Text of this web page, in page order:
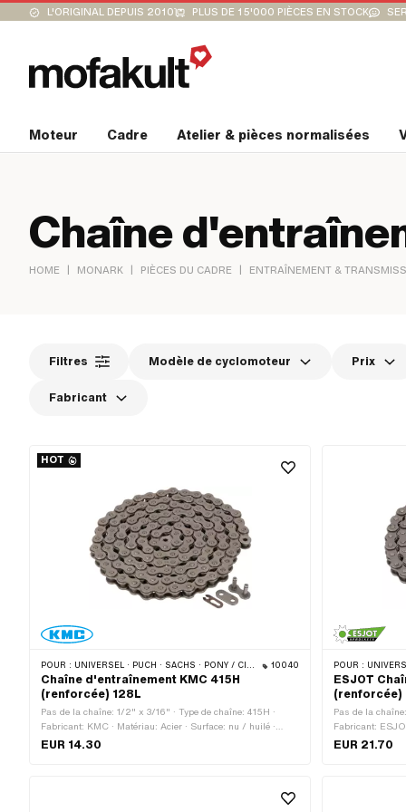
L'ORIGINAL DEPUIS 2010 PLUS DE 15'000 PIÈCES EN STOCK
Moteur Cadre Atelier & pièces normalisées
Chaîne
HOME | MONARK | PIÈCES DU CADRE | ENTRAÎNEMENT &
Filtres Modèle de cyclomoteur Prix
Fabricant
HOT
POUR : UNIVERSEL · PUCH · SACHS · PONY / CILO (BÊTA 521 & 512) · ZÜNDAPP BELMONDO · TOMOS · BYE BIKE · ALPA CHOPPER / TURBO · CILO 10040
Chaîne d'entraînement KMC 415H
(renforcée) 128L
Pas de la chaîne: 1/2" x 3/16" · Type de chaîne: 415H ·
Fabricant: KMC · Matériau: Acier · Surface: nu / huilé ·
Nombre de maillons: 128 pcs · Circonférence de roulement:
EUR 14.30
POUR : UNIVERSEL · PUCH ·
ESJOT
(renforcée)
Pas de la
Fabricant:
Nombre de
EUR 21.70